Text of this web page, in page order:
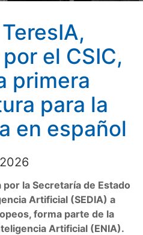
infraestructura para la
en español
el CSIC,
primera
para la
en español
la Secretaría de Estado
Artificial (SEDIA) a
forma parte de la
Artificial (ENIA).